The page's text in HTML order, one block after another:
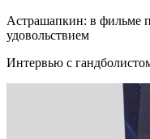
Астрашапкин: в фильме
удовольствием
Интервью с